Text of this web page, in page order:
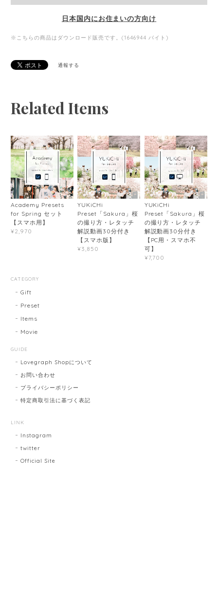
日本国内にお住まいの方向け
※こちらの商品はダウンロード販売です。(1646944 バイト)
通報する
Related Items
Academy Presets
for Spring セット
【スマホ用】
¥2,970
YUKiCHi
Preset「Sakura」桜
の撮り方・レタッチ
解説動画30分付き
【スマホ版】
¥3,850
YUKiCHi
Preset「Sakura」桜
の撮り方・レタッチ
解説動画30分付き
【PC用・スマホ不
可】
¥7,700
CATEGORY
Gift
Preset
Items
Movie
GUIDE
Lovegraph Shopについて
お問い合わせ
プライバシーポリシー
特定商取引法に基づく表記
LINK
Instagram
twitter
Official Site